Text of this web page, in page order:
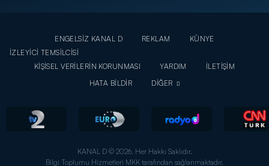
ENGELSİZ KANAL D REKLAM
KÜNYE
İZLEYİCİ TEMSİLCİSİ
KİŞİSEL VERİLERİN KORUNMASI
YARDIM
İLETİŞİM
HATA BİLDİR
DİĞER
KANAL D © 2026. Her Hakkı Saklıdır.
Bilgi Toplumu Hizmetleri MKK tarafından sağlanmaktadır.